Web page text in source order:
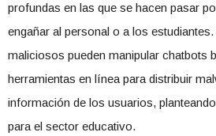
profundas en las que se hacen pasar
engañar al personal o a los
maliciosos pueden manipular chatbots
herramientas en línea para distribuir
información de los usuarios,
para el sector educativo.